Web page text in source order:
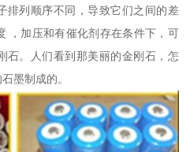
排列顺序不同，导致它们之间的差
，加压和有催化剂存在条件下，可
石。人们看到那美丽的金刚石，怎
墨制成的。